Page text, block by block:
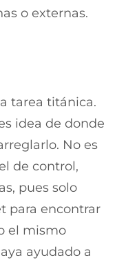
o externas.
tarea titánica.
idea de donde
No es
de control,
pues solo
para encontrar
el mismo
ayudado a